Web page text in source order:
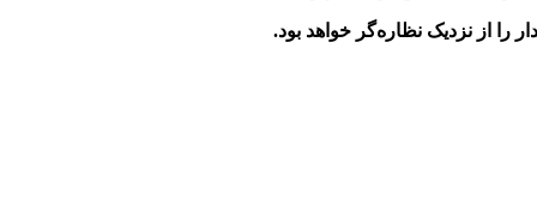
را از نزدیک نظاره‌گر خواهد بود.